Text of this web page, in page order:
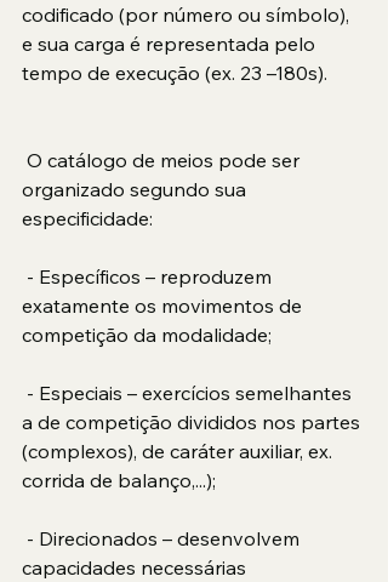
codificado (por número ou símbolo),
e sua carga é representada pelo
tempo de execução (ex. 23 –180s).
organizado segundo sua
especificidade:
exatamente os movimentos de
competição da modalidade;
a de competição divididos nos partes
(complexos), de caráter auxiliar, ex.
corrida de balanço,...);
capacidades necessárias